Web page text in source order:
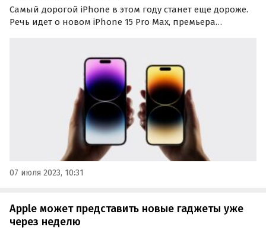
Самый дорогой iPhone в этом году станет еще дороже.
Речь идет о новом iPhone 15 Pro Max, премьера
07 июля 2023, 10:31
Apple может представить новые гаджеты уже
через неделю